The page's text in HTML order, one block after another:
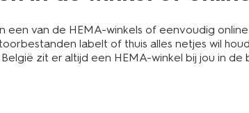
een van de HEMA-winkels of eenvoudig
labelt of thuis alles netjes wil
zit er altijd een HEMA-winkel bij jou in de